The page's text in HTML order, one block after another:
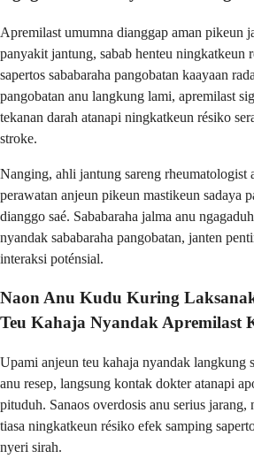
Apremilast umumna dianggap aman pikeun
panyakit jantung, sabab henteu ningkatkeun
sapertos sababaraha pangobatan kaayaan
pangobatan anu langkung lami, apremilast
tekanan darah atanapi ningkatkeun résiko
stroke.
Nanging, ahli jantung sareng rheumatologist
perawatan anjeun pikeun mastikeun sadaya
dianggo saé. Sababaraha jalma anu
nyandak sababaraha pangobatan, janten
interaksi poténsial.
Naon Anu Kudu Kuring
Teu Kahaja Nyandak Apremilast
Upami anjeun teu kahaja nyandak langkung
anu resep, langsung kontak dokter atanapi
pituduh. Sanaos overdosis anu serius
tiasa ningkatkeun résiko efek samping
nyeri sirah.